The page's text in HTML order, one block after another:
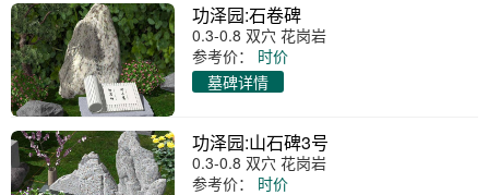
功泽园:石卷碑
0.3-0.8 双穴 花岗岩
参考价：
时价
墓碑详情
功泽园:山石碑3号
0.3-0.8 双穴 花岗岩
参考价：
时价